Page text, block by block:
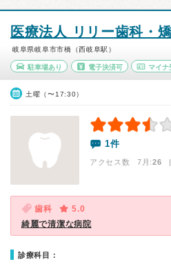
医療法人 リリー歯科・
岐阜県岐阜市市橋（西岐阜駅）
駐車場あり 電子決済可 マイナ
土曜（〜17:30）
1件
アクセス数 7月:26 |
歯科
5.0
綺麗で清潔な病院
診療科目：